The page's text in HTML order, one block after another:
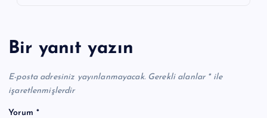
Bir yanıt yazın
E-posta adresiniz yayınlanmayacak. Gerekli alanlar *ile
işaretlenmişlerdir
Yorum *